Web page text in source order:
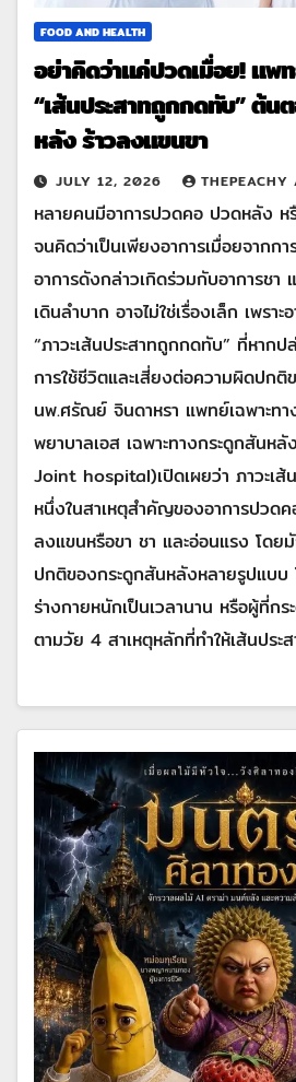
FOOD AND HEALTH
อย่าคิดว่าแค่ปวดเมื่อย! แพ
“เส้นประสาทถูกกดทับ” ต้
หลัง ร้าวลงแขนขา
JULY 12, 2026 THEPEACHY
หลายคนมีอาการปวดคอ ปวดหลัง ห
จนคิดว่าเป็นเพียงอาการเมื่อยจากก
อาการดังกล่าวเกิดร่วมกับอาการชา
เดินลำบาก อาจไม่ใช่เรื่องเล็ก เพร
“ภาวะเส้นประสาทถูกกดทับ” ที่หากป
การใช้ชีวิตและเสี่ยงต่อความผิดปกติ
นพ.ศรัณย์ จินดาหรา แพทย์เฉพาะท
พยาบาลเอส เฉพาะทางกระดูกสันห
Joint hospital)เปิดเผยว่า ภาวะเส้
หนึ่งในสาเหตุสำคัญของอาการปวด
ลงแขนหรือขา ชา และอ่อนแรง โด
ปกติของกระดูกสันหลังหลายรูปแบบ
ร่างกายหนักเป็นเวลานาน หรือผู้ที่กร
ตามวัย 4 สาเหตุหลักที่ทำให้เส้นปร